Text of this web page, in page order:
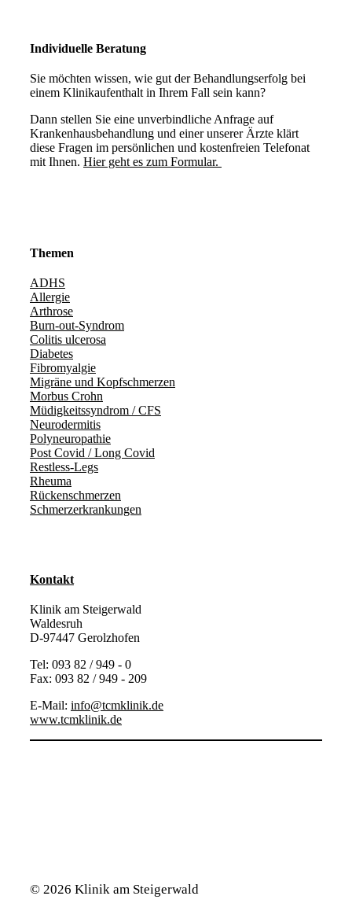
Individuelle Beratung
Sie möchten wissen, wie gut der Behandlungserfolg bei
einem Klinikaufenthalt in Ihrem Fall sein kann?
Dann stellen Sie eine unverbindliche Anfrage auf
Krankenhausbehandlung und einer unserer Ärzte klärt
diese Fragen im persönlichen und kostenfreien Telefonat
mit Ihnen. Hier geht es zum Formular.
Themen
ADHS
Allergie
Arthrose
Burn-out-Syndrom
Colitis ulcerosa
Diabetes
Fibromyalgie
Migräne und Kopfschmerzen
Morbus Crohn
Müdigkeitssyndrom / CFS
Neurodermitis
Polyneuropathie
Post Covid / Long Covid
Restless-Legs
Rheuma
Rückenschmerzen
Schmerzerkrankungen
Kontakt
Klinik am Steigerwald
Waldesruh
D-97447 Gerolzhofen
Tel: 093 82 / 949 - 0
Fax: 093 82 / 949 - 209
E-Mail: info@tcmklinik.de
www.tcmklinik.de
© 2026 Klinik am Steigerwald